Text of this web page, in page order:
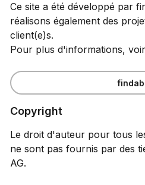
Ce site a été développé par
réalisons également des
client(e)s.
Pour plus d'informations,
Copyright
Le droit d'auteur pour tous
ne sont pas fournis par des
AG.